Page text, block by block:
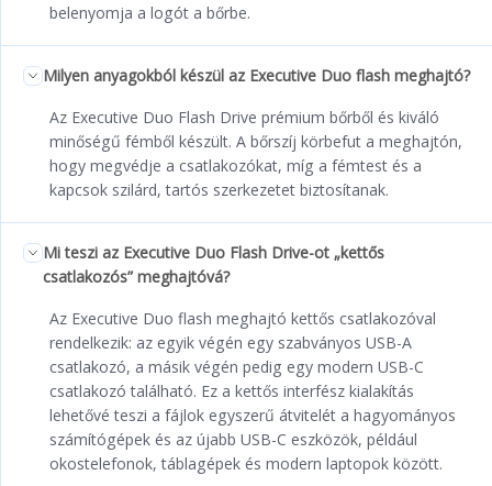
belenyomja a logót a bőrbe.
Milyen anyagokból készül az Executive Duo flash meghajtó?
Az Executive Duo Flash Drive prémium bőrből és kiváló
minőségű fémből készült. A bőrszíj körbefut a meghajtón,
hogy megvédje a csatlakozókat, míg a fémtest és a
kapcsok szilárd, tartós szerkezetet biztosítanak.
Mi teszi az Executive Duo Flash Drive-ot „kettős
csatlakozós” meghajtóvá?
Az Executive Duo flash meghajtó kettős csatlakozóval
rendelkezik: az egyik végén egy szabványos USB-A
csatlakozó, a másik végén pedig egy modern USB-C
csatlakozó található. Ez a kettős interfész kialakítás
lehetővé teszi a fájlok egyszerű átvitelét a hagyományos
számítógépek és az újabb USB-C eszközök, például
okostelefonok, táblagépek és modern laptopok között.